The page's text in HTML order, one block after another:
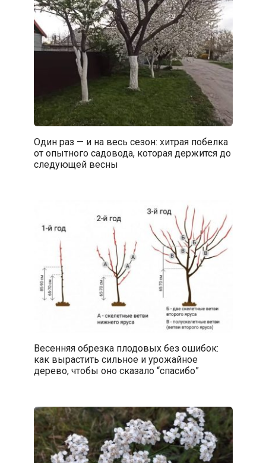
Один раз — и на весь сезон: хитрая побелка
от опытного садовода, которая держится до
следующей весны
Весенняя обрезка плодовых без ошибок:
как вырастить сильное и урожайное
дерево, чтобы оно сказало “спасибо”